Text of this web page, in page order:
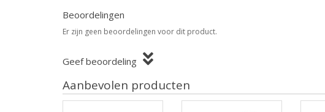
Beoordelingen
Er zijn geen beoordelingen voor dit product.
Geef beoordeling
Aanbevolen producten